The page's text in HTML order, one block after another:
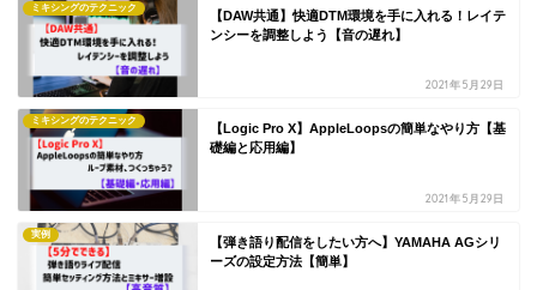
ミキシングのテクニック
【DAW共通】快適DTM環境を手に入れる！レイテ
ンシーを調整しよう【音の遅れ】
2021年5月29日
ミキシングのテクニック
【Logic Pro X】AppleLoopsの簡単なやり方【基
礎編と応用編】
2021年5月29日
実例
【弾き語り配信をしたい方へ】YAMAHA AGシリ
ーズの設定方法【簡単】